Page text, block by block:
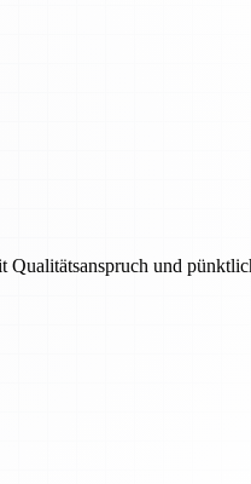
Qualitätsanspruch und